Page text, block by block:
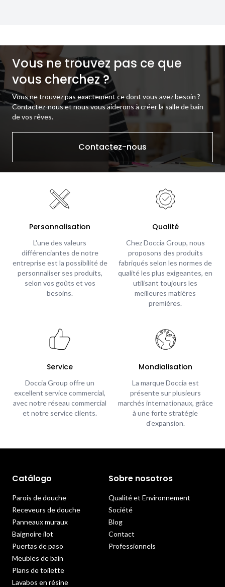
Vous ne trouvez pas ce que
vous cherchez ?
Vous ne trouvez pas exactement ce dont vous avez besoin ?
Contactez-nous et nous vous aiderons à créer la salle de bain
de vos rêves.
Contactez-nous
Personnalisation
L'une des valeurs
différenciantes de notre
entreprise est la possibilité de
personnaliser ses produits,
selon vos goûts et vos
besoins.
Qualité
Chez Doccia Group, nous
proposons des produits
fabriqués selon les normes de
qualité les plus exigeantes, en
utilisant toujours les
meilleures matières
premières.
Service
Doccia Group offre un
excellent service commercial,
avec notre réseau commercial
et notre service clients.
Mondialisation
La marque Doccia est
présente sur plusieurs
marchés internationaux, grâce
à une forte stratégie
d'expansion.
Catálogo
Parois de douche
Receveurs de douche
Panneaux muraux
Baignoire ilot
Puertas de paso
Meubles de bain
Plans de toilette
Lavabos en résine
Sobre nosotros
Qualité et Environnement
Société
Blog
Contact
Professionnels